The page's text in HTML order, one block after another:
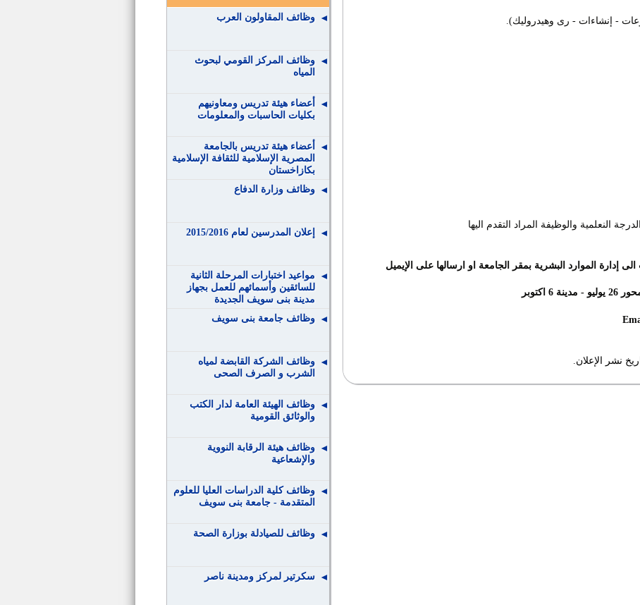
النعلمية والوظيفة المراد التقدم اليها
إدارة الموارد البشرية بمقر الجامعة او ارسالها على الإيميل
نشر الإعلان.
وظائف المقاولون العرب
وظائف المركز القومي لبحوث
المياه
أعضاء هيئة تدريس ومعاونيهم
بكليات الحاسبات والمعلومات
أعضاء هيئة تدريس بالجامعة
المصرية الإسلامية للثقافة الإسلامية
بكازاخستان
وظائف وزارة الدفاع
إعلان المدرسين لعام 2015/2016
مواعيد اختبارات المرحلة الثانية
للسائقين وأسمائهم للعمل بجهاز
مدينة بنى سويف الجديدة
وظائف جامعة بنى سويف
وظائف الشركة القابضة لمياه
الشرب و الصرف الصحى
وظائف الهيئة العامة لدار الكتب
والوثائق القومية
وظائف هيئة الرقابة النووية
والإشعاعية
وظائف كلية الدراسات العليا للعلوم
المتقدمة - جامعة بنى سويف
وظائف للصيادلة بوزارة الصحة
سكرتير لمركز ومدينة ناصر